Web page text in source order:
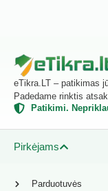
eTikra.LT – patikimas
Padedame rinktis
Patikimi.
Pirkėjams
Parduotuvės